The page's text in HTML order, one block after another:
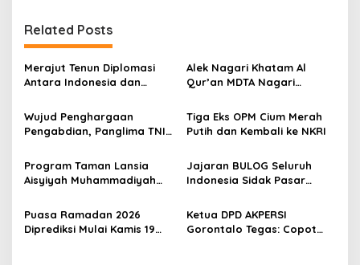
a
s
i
o
Related Posts
Merajut Tenun Diplomasi
Antara Indonesia dan
Alek Nagari Khatam Al
Qur’an MDTA Nagari
Wujud Penghargaan
Pengabdian, Panglima TNI
Ratusan Prajurit dan ASN
TNI
Tiga Eks OPM Cium Merah
Putih dan Kembali ke NKRI
Program Taman Lansia
Aisyiyah Muhammadiyah
Pesantren Lansia
Jajaran BULOG Seluruh
Indonesia Sidak Pasar
Harga Beras dan Minyakita
Stabil Selama Ramadhan
dan Lebaran 2026
Puasa Ramadan 2026
Diprediksi Mulai Kamis 19
Ketua DPD AKPERSI
Gorontalo Tegas: Copot